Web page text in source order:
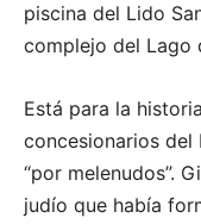
piscina del Lido
complejo del Lago
Está para la
concesionarios del
“por melenudos”.
judío que había